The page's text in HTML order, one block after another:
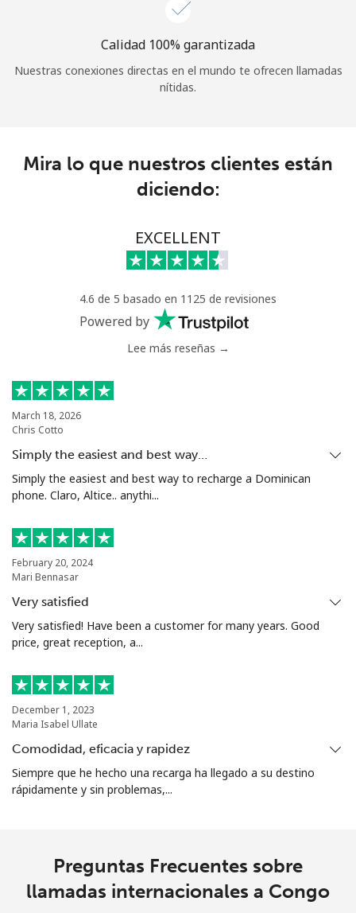
Calidad 100% garantizada
Nuestras conexiones directas en el mundo te ofrecen llamadas
nítidas.
Mira lo que nuestros clientes están
diciendo:
EXCELLENT
4.6 de 5 basado en 1125 de revisiones
Powered by
Lee más reseñas →
March 18, 2026
Chris Cotto
Simply the easiest and best way…
Simply the easiest and best way to recharge a Dominican
phone. Claro, Altice.. anythi...
February 20, 2024
Mari Bennasar
Very satisfied
Very satisfied! Have been a customer for many years. Good
price, great reception, a...
December 1, 2023
Maria Isabel Ullate
Comodidad, eficacia y rapidez
Siempre que he hecho una recarga ha llegado a su destino
rápidamente y sin problemas,...
Preguntas Frecuentes sobre
llamadas internacionales a Congo